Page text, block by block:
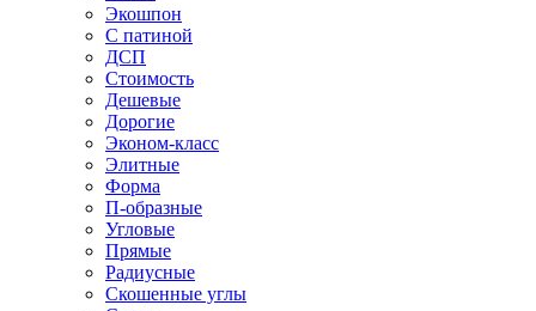
Экошпон
С патиной
ДСП
Стоимость
Дешевые
Дорогие
Эконом-класс
Элитные
Форма
П-образные
Угловые
Прямые
Радиусные
Скошенные углы